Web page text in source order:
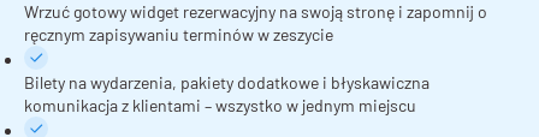
Wrzuć gotowy widget rezerwacyjny na swoją stronę i zapomnij o
ręcznym zapisywaniu terminów w zeszycie
Bilety na wydarzenia, pakiety dodatkowe i błyskawiczna
komunikacja z klientami – wszystko w jednym miejscu